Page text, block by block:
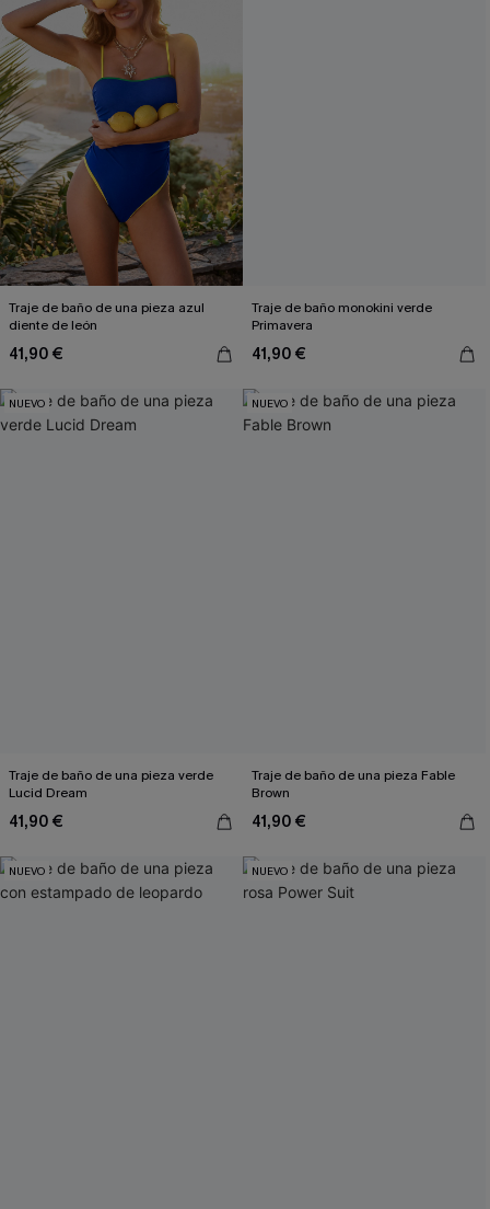
Traje de baño de una pieza azul
diente de león
41,90 €
Traje de baño monokini verde
Primavera
41,90 €
NUEVO
Traje de baño de una pieza verde
Lucid Dream
41,90 €
NUEVO
Traje de baño de una pieza Fable
Brown
41,90 €
NUEVO NUEVO